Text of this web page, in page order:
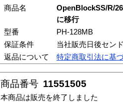
商品名
OpenBlockSS/R/
に移行
型番
PH-128MB
保証条件
当社販売日後セン
返品について
特定商取引法に基
商品番号 11551505
本商品は販売を終了しました